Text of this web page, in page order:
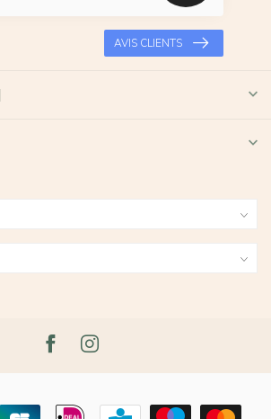
AVIS CLIENTS